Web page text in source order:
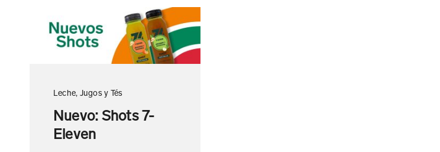
Leche, Jugos y Tés
Nuevo: Shots 7-
Eleven